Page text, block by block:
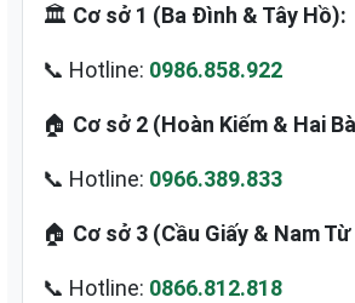
🏛️ Cơ sở 1 (Ba Đình & Tây Hồ):
📞 Hotline: 0986.858.922
🏠 Cơ sở 2 (Hoàn Kiếm & Hai
📞 Hotline: 0966.389.833
🏠 Cơ sở 3 (Cầu Giấy & Nam
📞 Hotline: 0866.812.818